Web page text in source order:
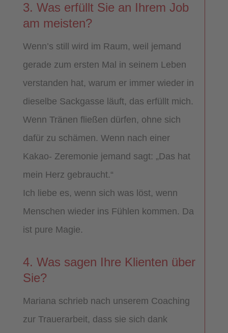
3. Was erfüllt Sie an Ihrem Job
am meisten?
Wenn’s still wird im Raum, weil jemand
gerade zum ersten Mal in seinem Leben
verstanden hat, warum er immer wieder in
dieselbe Sackgasse läuft, das erfüllt mich.
Wenn Tränen fließen dürfen, ohne sich
dafür zu schämen. Wenn nach einer
Kakao- Zeremonie jemand sagt: „Das hat
mein Herz gebraucht.“
Ich liebe es, wenn sich was löst, wenn
Menschen wieder ins Fühlen kommen. Da
ist pure Magie.
4. Was sagen Ihre Klienten über
Sie?
Mariana schrieb nach unserem Coaching
zur Trauerarbeit, dass sie sich dank